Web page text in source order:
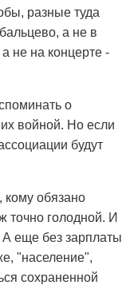
разные туда
а не в
не на концерте -
о
войной. Но если
будут
кому обязано
точно голодной. И
еще без зарплаты
"население",
сохраненной